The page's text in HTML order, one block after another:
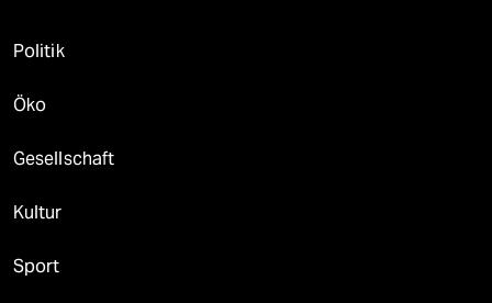
Politik
Öko
Gesellschaft
Kultur
Sport